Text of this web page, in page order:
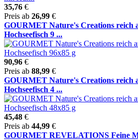
35,76 €
Preis ab 26,99 €
GOURMET Nature's Creations reich
Hochseefisch 9 ...
90,96 €
Preis ab 88,99 €
GOURMET Nature's Creations reich
Hochseefisch 4 ...
45,48 €
Preis ab 44,99 €
GOURMET REVELATIONS Feine